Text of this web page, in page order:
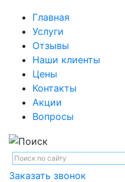
Главная
Услуги
Отзывы
Наши клиенты
Цены
Контакты
Акции
Вопросы
Заказать звонок